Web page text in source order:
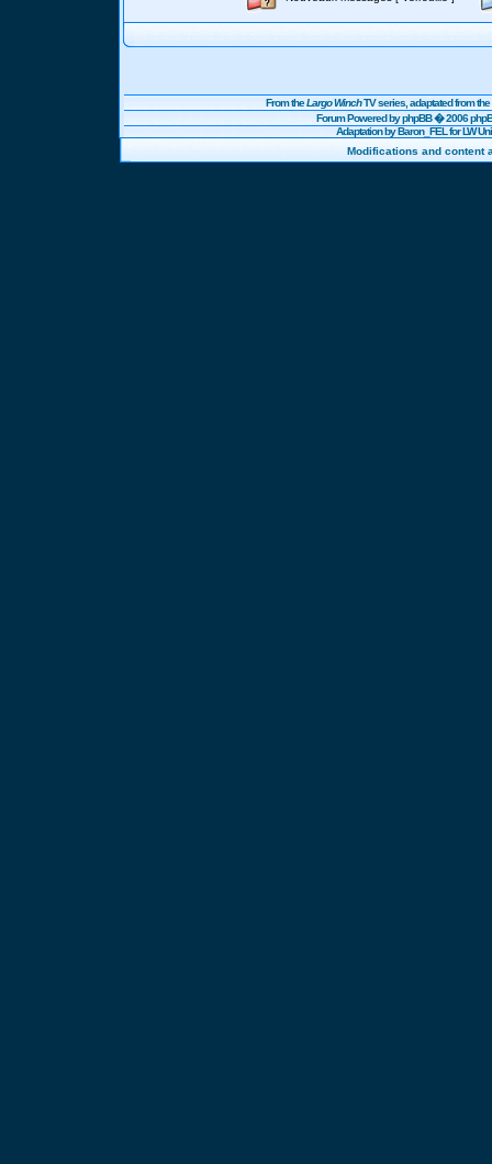
From theLargo WinchTV series, adaptated from
Forum Powered byphpBB� 2006
Adaptation by Baron_FEL for LW
Modifications and content